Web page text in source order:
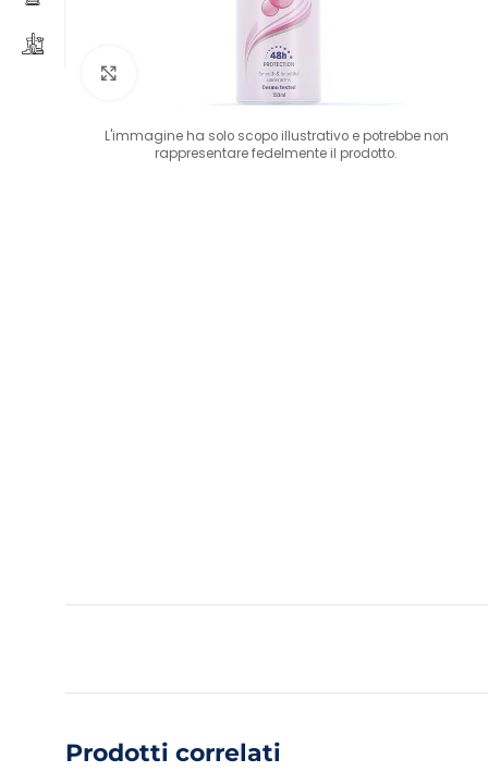
Clicca per ingrandire
L'immagine ha solo scopo illustrativo e potrebbe non
rappresentare fedelmente il prodotto.
Prodotti correlati